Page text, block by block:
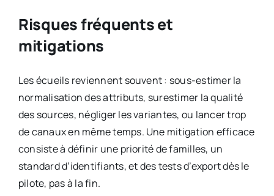
Risques fréquents et
mitigations
Les écueils reviennent souvent : sous-estimer la
normalisation des attributs, surestimer la qualité
des sources, négliger les variantes, ou lancer trop
de canaux en même temps. Une mitigation efficace
consiste à définir une priorité de familles, un
standard d’identifiants, et des tests d’export dès le
pilote, pas à la fin.